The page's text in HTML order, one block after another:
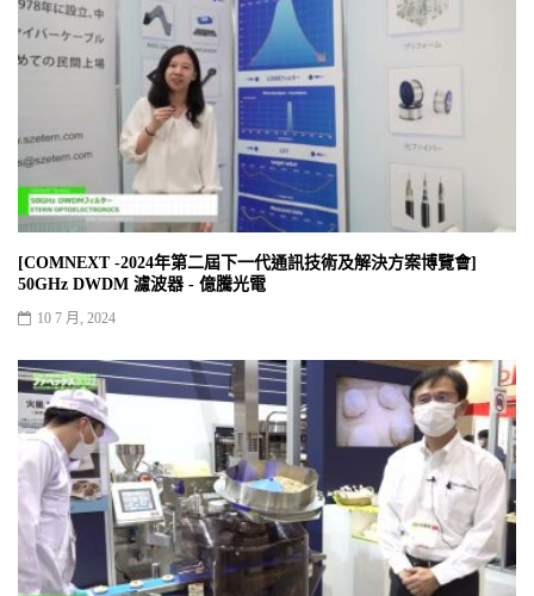
[COMNEXT -2024年第二屆下一代通訊技術及解決方案博覽會]
50GHz DWDM 濾波器 - 億騰光電
10 7 月, 2024